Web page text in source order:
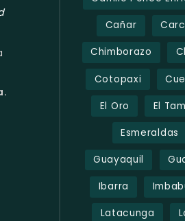
Cañar
Chimborazo
Cotopaxi
El Oro El
Esmeraldas
Guayaquil
Ibarra
Latacunga